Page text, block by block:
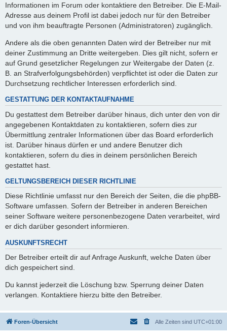
Informationen im Forum oder kontaktiere den Betreiber. Die E-Mail-
Adresse aus deinem Profil ist dabei jedoch nur für den Betreiber
und von ihm beauftragte Personen (Administratoren) zugänglich.
Andere als die oben genannten Daten wird der Betreiber nur mit
deiner Zustimmung an Dritte weitergeben. Dies gilt nicht, sofern er
auf Grund gesetzlicher Regelungen zur Weitergabe der Daten (z.
B. an Strafverfolgungsbehörden) verpflichtet ist oder die Daten zur
Durchsetzung rechtlicher Interessen erforderlich sind.
GESTATTUNG DER KONTAKTAUFNAHME
Du gestattest dem Betreiber darüber hinaus, dich unter den von dir
angegebenen Kontaktdaten zu kontaktieren, sofern dies zur
Übermittlung zentraler Informationen über das Board erforderlich
ist. Darüber hinaus dürfen er und andere Benutzer dich
kontaktieren, sofern du dies in deinem persönlichen Bereich
gestattet hast.
GELTUNGSBEREICH DIESER RICHTLINIE
Diese Richtlinie umfasst nur den Bereich der Seiten, die die phpBB-
Software umfassen. Sofern der Betreiber in anderen Bereichen
seiner Software weitere personenbezogene Daten verarbeitet, wird
er dich darüber gesondert informieren.
AUSKUNFTSRECHT
Der Betreiber erteilt dir auf Anfrage Auskunft, welche Daten über
dich gespeichert sind.
Du kannst jederzeit die Löschung bzw. Sperrung deiner Daten
verlangen. Kontaktiere hierzu bitte den Betreiber.
Foren-Übersicht Alle Zeiten sind UTC+01:00